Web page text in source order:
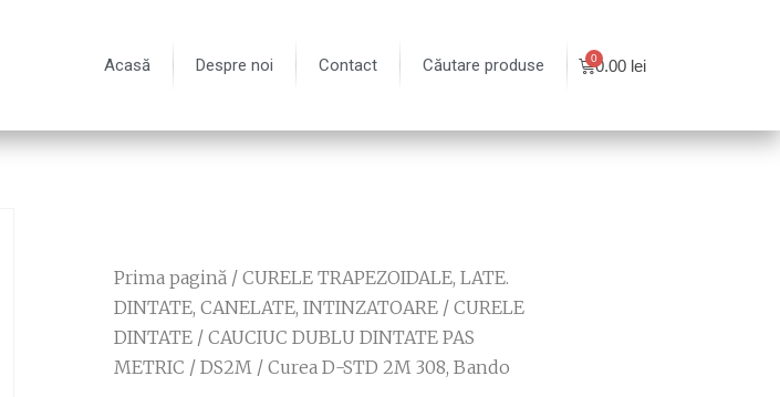
Acasă Despre noi Contact Căutare produse 0.00 lei
Prima pagină / CURELE TRAPEZOIDALE, LATE.
DINTATE, CANELATE, INTINZATOARE / CURELE
DINTATE / CAUCIUC DUBLU DINTATE PAS
METRIC / DS2M / Curea D-STD 2M 308, Bando